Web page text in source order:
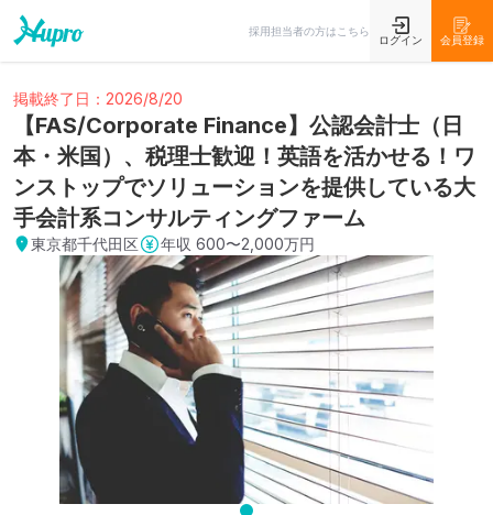
採用担当者の方はこちら
ログイン 会員登録
掲載終了日：2026/8/20
【FAS/Corporate Finance】公認会計士（日
本・米国）、税理士歓迎！英語を活かせる！ワ
ンストップでソリューションを提供している大
手会計系コンサルティングファーム
東京都千代田区 年収 600〜2,000万円